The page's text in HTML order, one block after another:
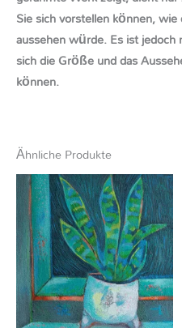
Sie sich vorstellen können,
aussehen würde. Es ist
sich die Größe und das
können.
Ähnliche Produkte